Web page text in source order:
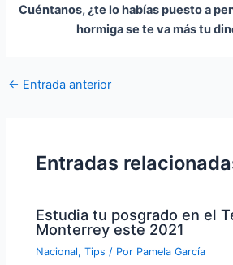
Cuéntanos, ¿te lo habías puesto a
hormiga se te va más tu
← Entrada anterior
Entradas
Estudia tu posgrado en el
Monterrey este 2021
Nacional,Tips / Por Pamela García